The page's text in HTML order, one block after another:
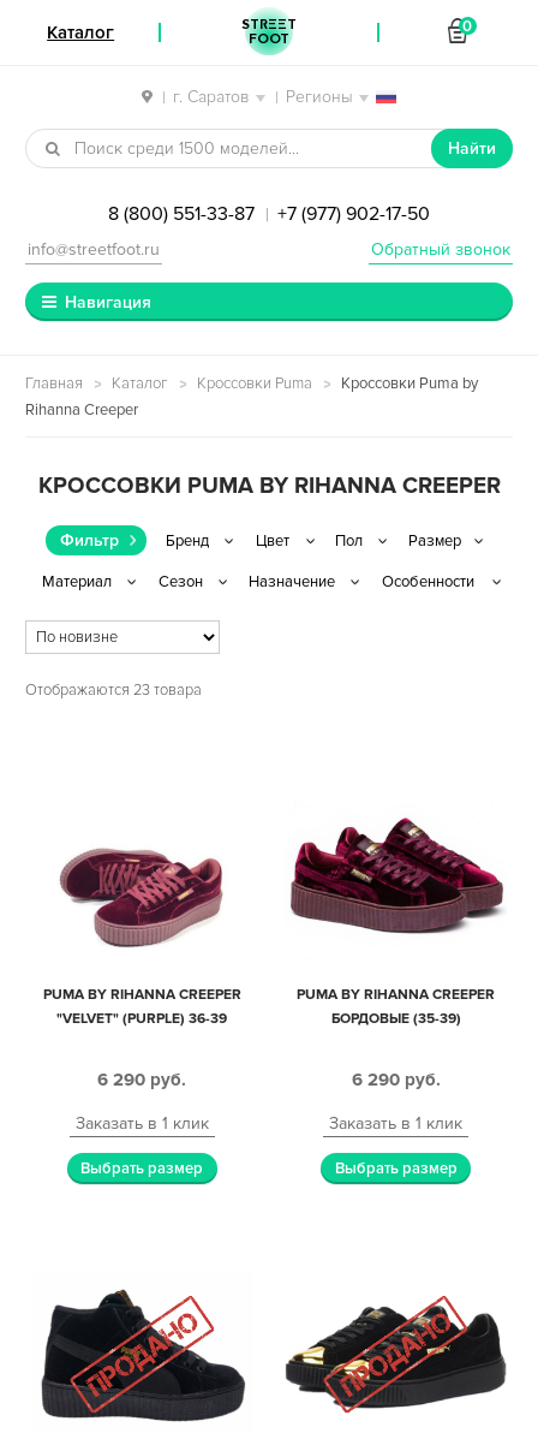
| г. Саратов | Регионы
Перейти к навигации
Перейти к содержимому
Найти
8 (800) 551-33-87 | +7 (977) 902-17-50
Обратный звонок
info@streetfoot.ru
Навигация
Главная Каталог Кроссовки Puma
Кроссовки Puma by
Rihanna Creeper
КРОССОВКИ PUMA BY RIHANNA CREEPER
Фильтр
Отображаются 23 товара
PUMA BY RIHANNA CREEPER
"VELVET" (PURPLE) 36-39
6 290 руб.
Заказать в 1 клик
Выбрать размер
PUMA BY RIHANNA CREEPER
БОРДОВЫЕ (35-39)
6 290 руб.
Заказать в 1 клик
Выбрать размер
Каталог STREET
FOOT
0